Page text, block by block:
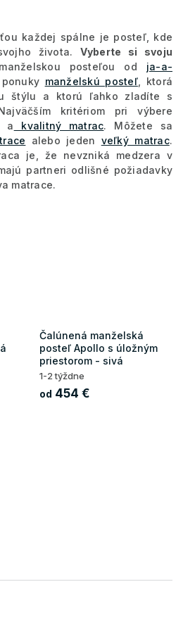
každej spálne je posteľ, kde
života. Vyberte si svoju
posteľou od ja-a-
manželskú posteľ, ktorá
štýlu a ktorú ľahko zladíte s
kritériom pri výbere
a kvalitný matrac. Môžete sa
alebo jeden veľký matrac.
je, že nevzniká medzera v
partneri odlišné požiadavky
matrace.
Čalúnená manželská
posteľ Apollo s úložným
priestorom - sivá
1-2 týždne
od 454 €